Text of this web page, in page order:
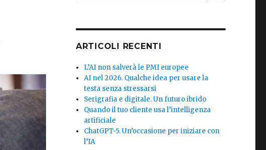
ARTICOLI RECENTI
L’AI non salverà le PMI europee
AI nel 2026. Qualche idea per usare la
testa senza stressarsi
Serigrafia e digitale. Un futuro ibrido
Quando il tuo cliente usa l’intelligenza
artificiale
ChatGPT-5. Un’occasione per iniziare con
l’IA